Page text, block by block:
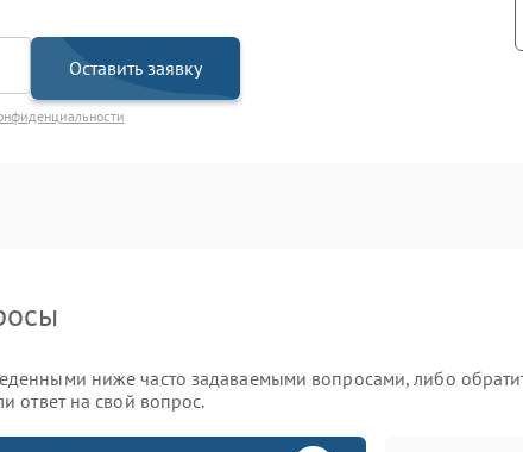
Оставить заявку
ниже часто задаваемыми вопросами, либо
ответ на свой вопрос.